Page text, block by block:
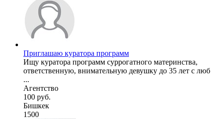
Приглашаю куратора программ
Ищу куратора программ суррогатного материнства,
ответственную, внимательную девушку до 35 лет с люб
...
Агентство
100 руб.
Бишкек
1500